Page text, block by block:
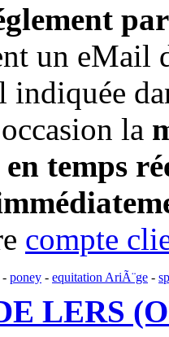
un eMail
indiquée
la
en temps
compte
- poney - equitation AriÃ¨ge -
LERS